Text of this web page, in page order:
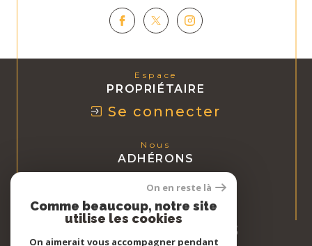
Espace
PROPRIÉTAIRE
Se connecter
Nous
ADHÉRONS
On en reste là
Comme beaucoup, notre site
utilise les cookies
On aimerait vous accompagner pendant